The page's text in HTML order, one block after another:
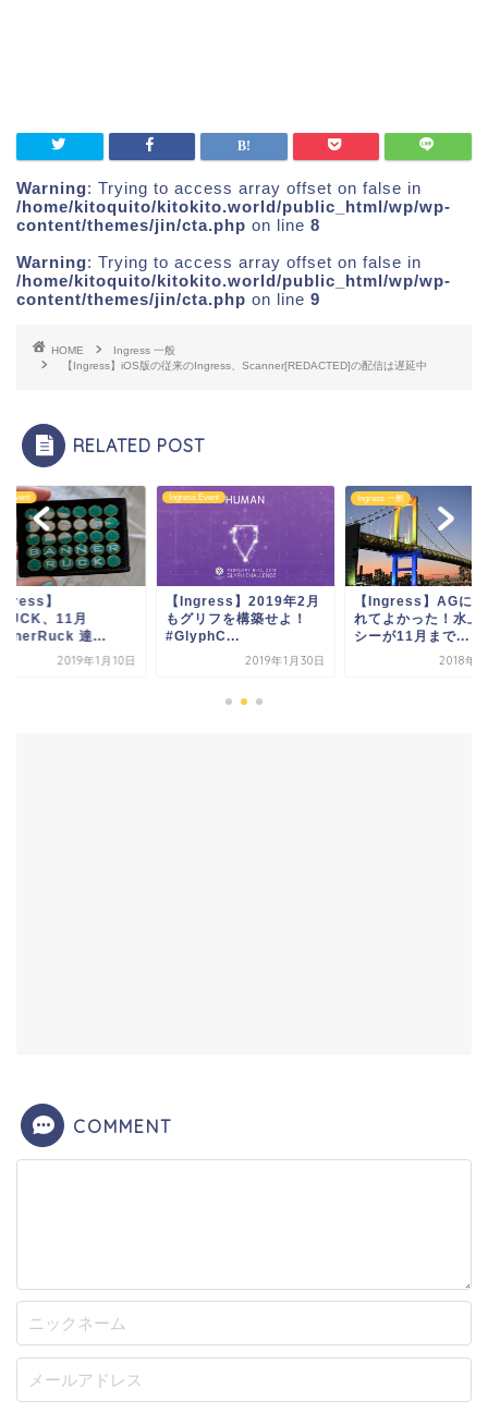
Warning: Trying to access array offset on false in
/home/kitoquito/kitokito.world/public_html/wp/wp-
content/themes/jin/cta.php on line 8
Warning: Trying to access array offset on false in
/home/kitoquito/kitokito.world/public_html/wp/wp-
content/themes/jin/cta.php on line 9
HOME
Ingress 一般
【Ingress】iOS版の従来のIngress、Scanner[REDACTED]の配信は遅延中
RELATED POST
Event
】
、11月
達...
2019年1月10日
Ingress Event
【Ingress】2019年2月
もグリフを構築せよ！
#GlyphC...
2019年1月30日
Ingress 一般
【Ingress】AGに
れてよかった！水上
シーが11月まで...
2018年6
COMMENT